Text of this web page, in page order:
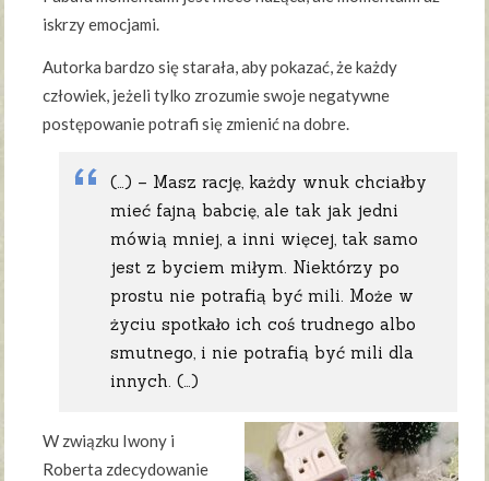
iskrzy emocjami.
Autorka bardzo się starała, aby pokazać, że każdy
człowiek, jeżeli tylko zrozumie swoje negatywne
postępowanie potrafi się zmienić na dobre.
(…) – Masz rację, każdy wnuk chciałby
mieć fajną babcię, ale tak jak jedni
mówią mniej, a inni więcej, tak samo
jest z byciem miłym. Niektórzy po
prostu nie potrafią być mili. Może w
życiu spotkało ich coś trudnego albo
smutnego, i nie potrafią być mili dla
innych. (…)
W związku Iwony i
Roberta zdecydowanie